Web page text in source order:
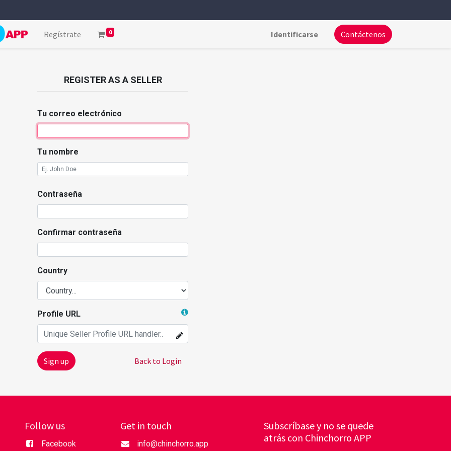
Regístrate 0 Identificarse Contáctenos
REGISTER AS A SELLER
Tu correo electrónico
Tu nombre
Contraseña
Confirmar contraseña
Country
Profile URL
Back to Login
Sign up
Follow us
Facebook
Get in touch
info@chinchorro.app
Subscríbase y no se quede
atrás con Chinchorro APP